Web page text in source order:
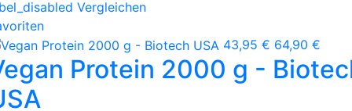
Vergleichen
43,95 € 64,90 €
Protein 2000 g -